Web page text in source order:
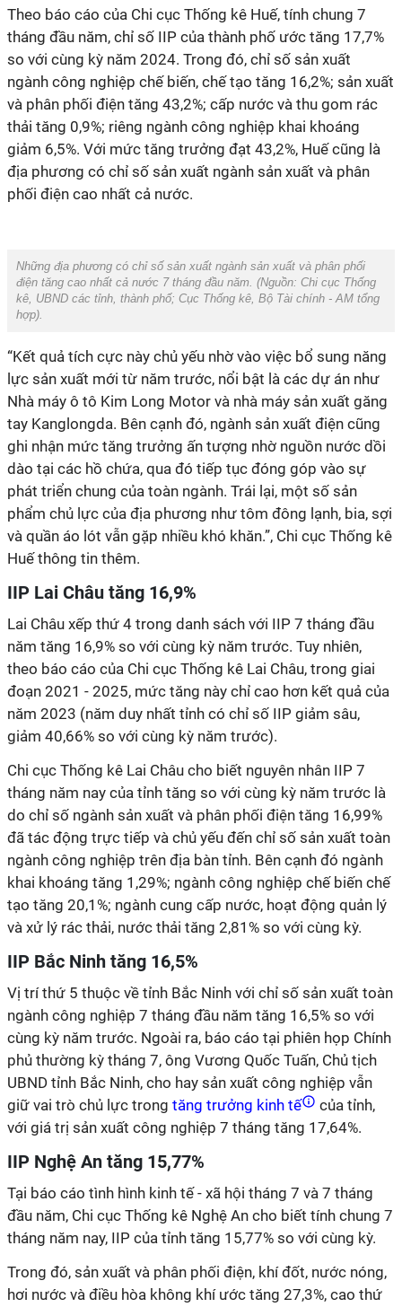
Theo báo cáo của Chi cục Thống kê Huế, tính chung 7
tháng đầu năm, chỉ số IIP của thành phố ước tăng 17,7%
so với cùng kỳ năm 2024. Trong đó, chỉ số sản xuất
ngành công nghiệp chế biến, chế tạo tăng 16,2%; sản xuất
và phân phối điện tăng 43,2%; cấp nước và thu gom rác
thải tăng 0,9%; riêng ngành công nghiệp khai khoáng
giảm 6,5%. Với mức tăng trưởng đạt 43,2%, Huế cũng là
địa phương có chỉ số sản xuất ngành sản xuất và phân
phối điện cao nhất cả nước.
Những địa phương có chỉ số sản xuất ngành sản xuất và phân phối
điện tăng cao nhất cả nước 7 tháng đầu năm. (Nguồn: Chi cục Thống
kê, UBND các tỉnh, thành phố; Cục Thống kê, Bộ Tài chính -AM tổng
hợp).
“Kết quả tích cực này chủ yếu nhờ vào việc bổ sung năng
lực sản xuất mới từ năm trước, nổi bật là các dự án như
Nhà máy ô tô Kim Long Motor và nhà máy sản xuất găng
tay Kanglongda. Bên cạnh đó, ngành sản xuất điện cũng
ghi nhận mức tăng trưởng ấn tượng nhờ nguồn nước dồi
dào tại các hồ chứa, qua đó tiếp tục đóng góp vào sự
phát triển chung của toàn ngành. Trái lại, một số sản
phẩm chủ lực của địa phương như tôm đông lạnh, bia, sợi
và quần áo lót vẫn gặp nhiều khó khăn.”, Chi cục Thống kê
Huế thông tin thêm.
IIP Lai Châu tăng 16,9%
Lai Châu xếp thứ 4 trong danh sách với IIP 7 tháng đầu
năm tăng 16,9% so với cùng kỳ năm trước. Tuy nhiên,
theo báo cáo của Chi cục Thống kê Lai Châu, trong giai
đoạn 2021 - 2025, mức tăng này chỉ cao hơn kết quả của
năm 2023 (năm duy nhất tỉnh có chỉ số IIP giảm sâu,
giảm 40,66% so với cùng kỳ năm trước).
Chi cục Thống kê Lai Châu cho biết nguyên nhân IIP 7
tháng năm nay của tỉnh tăng so với cùng kỳ năm trước là
do chỉ số ngành sản xuất và phân phối điện tăng 16,99%
đã tác động trực tiếp và chủ yếu đến chỉ số sản xuất toàn
ngành công nghiệp trên địa bàn tỉnh. Bên cạnh đó ngành
khai khoáng tăng 1,29%; ngành công nghiệp chế biến chế
tạo tăng 20,1%; ngành cung cấp nước, hoạt động quản lý
và xử lý rác thải, nước thải tăng 2,81% so với cùng kỳ.
IIP Bắc Ninh tăng 16,5%
Vị trí thứ 5 thuộc về tỉnh Bắc Ninh với chỉ số sản xuất toàn
ngành công nghiệp 7 tháng đầu năm tăng 16,5% so với
cùng kỳ năm trước. Ngoài ra, báo cáo tại phiên họp Chính
phủ thường kỳ tháng 7, ông Vương Quốc Tuấn, Chủ tịch
UBND tỉnh Bắc Ninh, cho hay sản xuất công nghiệp vẫn
giữ vai trò chủ lực trong tăng trưởng kinh tế
của tỉnh,
với giá trị sản xuất công nghiệp 7 tháng tăng 17,64%.
IIP Nghệ An tăng 15,77%
Tại báo cáo tình hình kinh tế - xã hội tháng 7 và 7 tháng
đầu năm, Chi cục Thống kê Nghệ An cho biết tính chung 7
tháng năm nay, IIP của tỉnh tăng 15,77% so với cùng kỳ.
Trong đó, sản xuất và phân phối điện, khí đốt, nước nóng,
hơi nước và điều hòa không khí ước tăng 27,3%, cao thứ